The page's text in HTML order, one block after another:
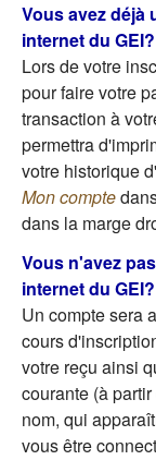
Vous avez déjà
internet du GEI?
Lors de votre
pour faire votre
transaction à
permettra
votre historique
Mon compte
dans la marge
Vous n'avez
internet du GEI?
Un compte sera
cours
votre reçu ainsi
courante (à
nom, qui
vous être